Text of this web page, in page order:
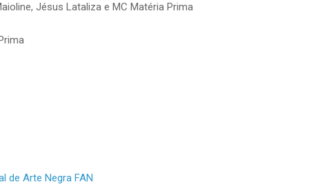
Jésus Lataliza e MC Matéria Prima
de Arte Negra FAN